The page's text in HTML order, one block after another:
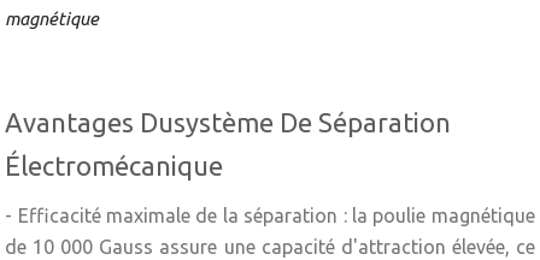
magnétique
Avantages Dusystème De Séparation
Électromécanique
- Efficacité maximale de la séparation : la poulie magnétique
de 10 000 Gauss assure une capacité d'attraction élevée, ce